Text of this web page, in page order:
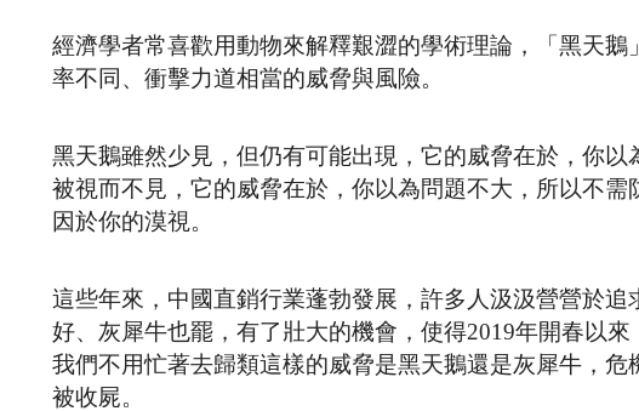
經濟學者常喜歡用動物來解釋艱澀的學術理論，「黑天
率不同、衝擊力道相當的威脅與風險。
黑天鵝雖然少見，但仍有可能出現，它的威脅在於，你
被視而不見，它的威脅在於，你以為問題不大，所以不
因於你的漠視。
這些年來，中國直銷行業蓬勃發展，許多人汲汲營營於
好、灰犀牛也罷，有了壯大的機會，使得2019年開春以
我們不用忙著去歸類這樣的威脅是黑天鵝還是灰犀牛，
被收屍。